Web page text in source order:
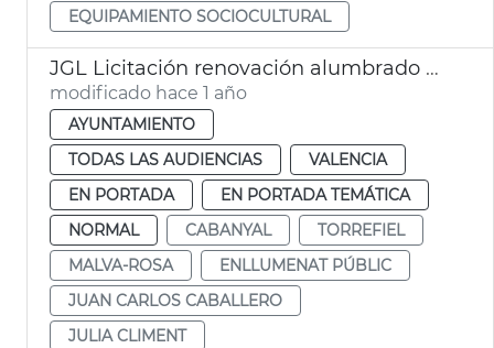
EQUIPAMIENTO SOCIOCULTURAL
JGL Licitación renovación alumbrado público
modificado hace 1 año
AYUNTAMIENTO
TODAS LAS AUDIENCIAS
VALENCIA
EN PORTADA
EN PORTADA TEMÁTICA
NORMAL
CABANYAL
TORREFIEL
MALVA-ROSA
ENLLUMENAT PÚBLIC
JUAN CARLOS CABALLERO
JULIA CLIMENT